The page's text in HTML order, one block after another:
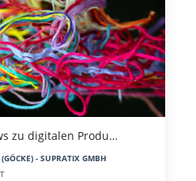
zu digitalen Produ…
- SUPRATIX GMBH